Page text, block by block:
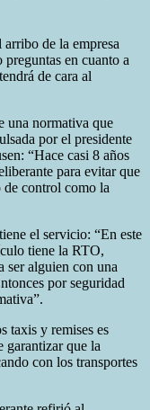
de la empresa
en cuanto a
de cara al
una normativa que
por el presidente
“Hace casi 8 años
para evitar que
de control como la
el servicio: “En este
tiene la RTO,
ser alguien con una
por seguridad
taxis y remises es
garantizar que la
con los transportes